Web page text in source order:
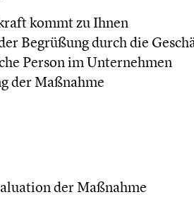
kommt zu Ihnen
Begrüßung durch die
Person im Unternehmen
der Maßnahme
der Maßnahme